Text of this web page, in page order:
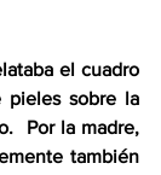
el cuadro
pieles sobre la
Por la madre,
también